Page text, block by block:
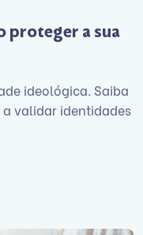
proteger a sua
ideológica. Saiba
validar identidades